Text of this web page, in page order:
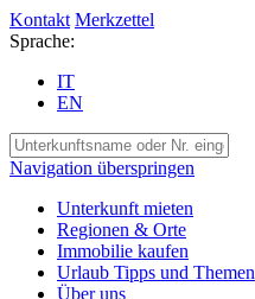
Kontakt Merkzettel
Sprache:
IT
EN
Navigation überspringen
Unterkunft mieten
Regionen & Orte
Immobilie kaufen
Urlaub Tipps und Themen
Über uns